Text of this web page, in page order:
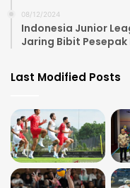
08/12/2024
Indonesia Junior
Jaring Bibit Pesepak
Last Modified Posts